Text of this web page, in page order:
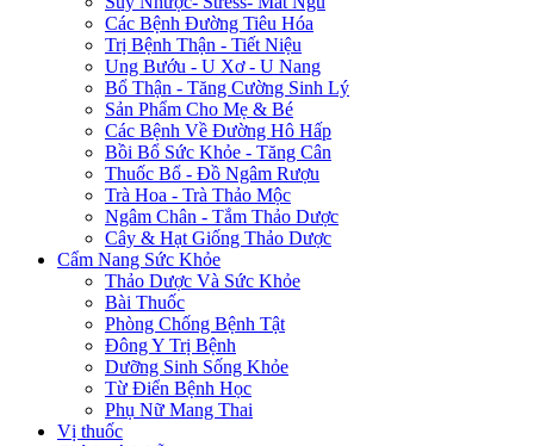
Các Bệnh Đường Tiêu Hóa
Trị Bệnh Thận - Tiết Niệu
Ung Bướu - U Xơ - U Nang
Bổ Thận - Tăng Cường Sinh Lý
Sản Phẩm Cho Mẹ & Bé
Các Bệnh Về Đường Hô Hấp
Bồi Bổ Sức Khỏe - Tăng Cân
Thuốc Bổ - Đồ Ngâm Rượu
Trà Hoa - Trà Thảo Mộc
Ngâm Chân - Tắm Thảo Dược
Cây & Hạt Giống Thảo Dược
Cẩm Nang Sức Khỏe
Thảo Dược Và Sức Khỏe
Bài Thuốc
Phòng Chống Bệnh Tật
Đông Y Trị Bệnh
Dưỡng Sinh Sống Khỏe
Từ Điển Bệnh Học
Phụ Nữ Mang Thai
Vị thuốc